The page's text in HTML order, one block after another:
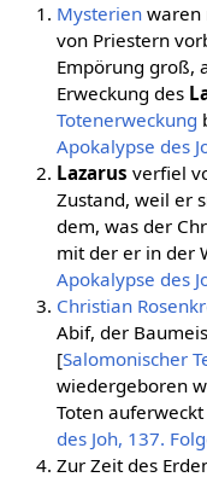
Mysterienwaren
von Priestern
Empörung groß,
Erweckung des
Totenerweckung
Apokalypse des
Lazarus verfiel
Zustand, weil er
dem, was der
mit der er in der
Apokalypse des
Christian
Abif, der
[Salomonischer
wiedergeboren
Toten
des Joh, 137.
Zur Zeit des